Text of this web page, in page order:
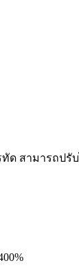
ด สามารถปรั